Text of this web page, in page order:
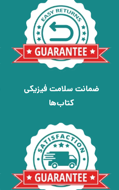
ضمانت سلامت فیزیکی
کتاب‌ها